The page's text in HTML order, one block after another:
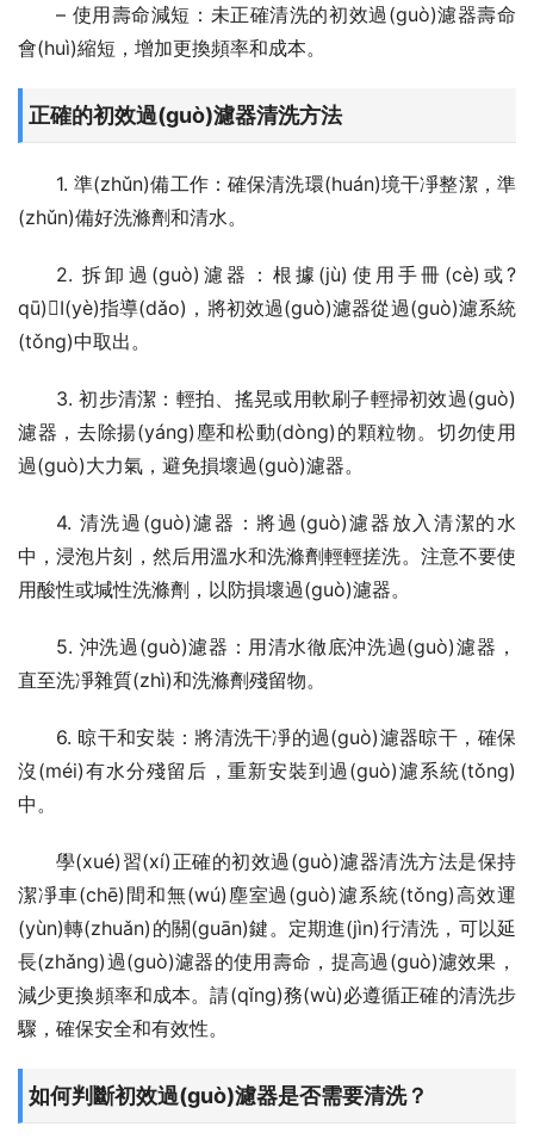
– 使用壽命減短：未正確清洗的初效過(guò)濾器壽命
會(huì)縮短，增加更換頻率和成本。
正確的初效過(guò)濾器清洗方法
1. 準(zhǔn)備工作：確保清洗環(huán)境干凈整潔，準
(zhǔn)備好洗滌劑和清水。
2. 拆卸過(guò)濾器：根據(jù)使用手冊(cè)或?
qū)I(yè)指導(dǎo)，將初效過(guò)濾器從過(guò)濾系統
(tǒng)中取出。
3. 初步清潔：輕拍、搖晃或用軟刷子輕掃初效過(guò)
濾器，去除揚(yáng)塵和松動(dòng)的顆粒物。切勿使用
過(guò)大力氣，避免損壞過(guò)濾器。
4. 清洗過(guò)濾器：將過(guò)濾器放入清潔的水
中，浸泡片刻，然后用溫水和洗滌劑輕輕搓洗。注意不要使
用酸性或堿性洗滌劑，以防損壞過(guò)濾器。
5. 沖洗過(guò)濾器：用清水徹底沖洗過(guò)濾器，
直至洗凈雜質(zhì)和洗滌劑殘留物。
6. 晾干和安裝：將清洗干凈的過(guò)濾器晾干，確保
沒(méi)有水分殘留后，重新安裝到過(guò)濾系統(tǒng)
中。
學(xué)習(xí)正確的初效過(guò)濾器清洗方法是保持
潔凈車(chē)間和無(wú)塵室過(guò)濾系統(tǒng)高效運
(yùn)轉(zhuǎn)的關(guān)鍵。定期進(jìn)行清洗，可以延
長(zhǎng)過(guò)濾器的使用壽命，提高過(guò)濾效果，
減少更換頻率和成本。請(qǐng)務(wù)必遵循正確的清洗步
驟，確保安全和有效性。
如何判斷初效過(guò)濾器是否需要清洗？